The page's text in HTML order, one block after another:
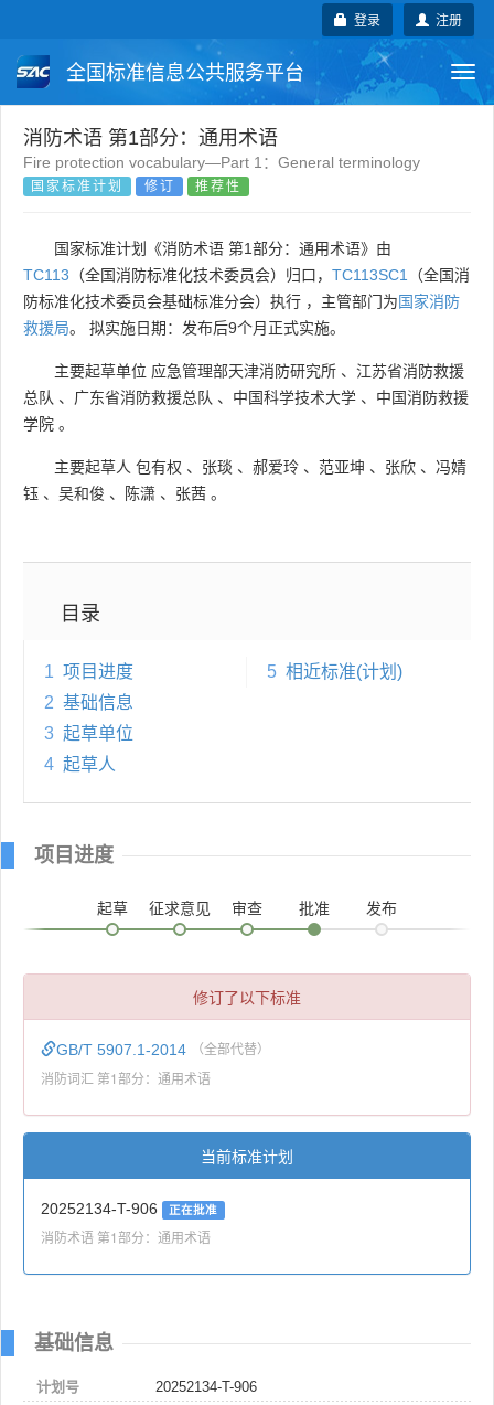
注册
登录
全国标准信息公共服务平台
国家标准 行业标准
团体标准 企业标准
国外标准 技术委员会
消防术语 第1部分：通用术语
Fire protection vocabulary—Part 1：General terminology
国家标准计划 修订 推荐性
国家标准计划《消防术语 第1部分：通用术语》由
TC113 （全国消防标准化技术委员会）归口， TC113SC1
（全国消
防标准化技术委员会基础标准分会）执行 ，主管部门为国家消防
救援局。 拟实施日期：发布后9个月正式实施。
主要起草单位 应急管理部天津消防研究所 、 江苏省消防救援
总队 、 广东省消防救援总队 、 中国科学技术大学 、 中国消防救援
学院 。
主要起草人 包有权 、 张琰 、 郝爱玲 、 范亚坤 、 张欣 、 冯婧
钰 、 吴和俊 、 陈潇 、 张茜 。
目录
1 项目进度
2 基础信息
3 起草单位
4 起草人
5 相近标准(计划)
项目进度
起草 征求意见 审查 批准 发布
修订了以下标准
GB/T 5907.1-2014 （全部代替）
消防词汇 第1部分：通用术语
当前标准计划
20252134-T-906 正在批准
消防术语 第1部分：通用术语
基础信息
计划号
20252134-T-906